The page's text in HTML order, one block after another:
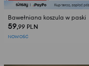
Bawełniana koszula w paski
59,99 PLN
NOWOŚĆ